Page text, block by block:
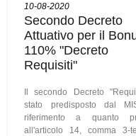
10-08-2020
Secondo Decreto
Attuativo per il
110% "Decreto
Requisiti"
Il secondo Decreto
stato predisposto dal
riferimento a quanto
all'articolo 14, comma 3-